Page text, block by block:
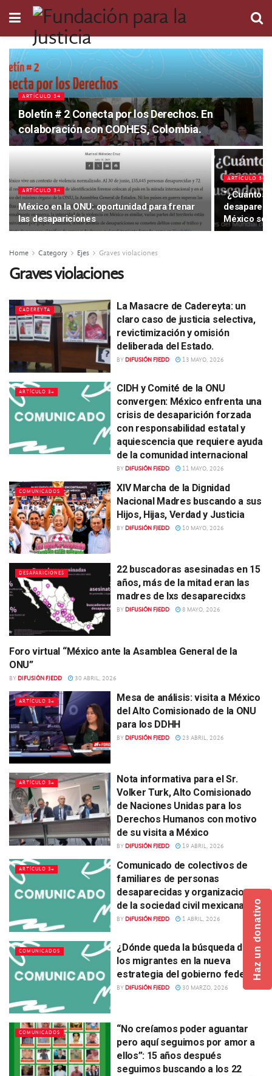
ARTÍCULO 34
Boletín # 2 Conecta por los Derechos. En
colaboración con CODHES, Colombia.
ARTÍCULO 34
México en la ONU: oportunidad para frenar
las desapariciones
ARTÍCULO 34
“¿Cuántos
México se
Home Category Ejes Graves violaciones
Graves violaciones
CADEREYTA
La Masacre de Cadereyta: un
claro caso de justicia selectiva,
revictimización y omisión
deliberada del Estado.
BY DIFUSIÓN FJEDD 13 MAYO, 2026
ARTÍCULO 34
CIDH y Comité de la ONU
convergen: México enfrenta una
crisis de desaparición forzada
con responsabilidad estatal y
aquiescencia que requiere ayuda
de la comunidad internacional
BY DIFUSIÓN FJEDD 11 MAYO, 2026
COMUNICADOS
XIV Marcha de la Dignidad
Nacional Madres buscando a sus
Hijos, Hijas, Verdad y Justicia
BY DIFUSIÓN FJEDD 10 MAYO, 2026
DESAPARICIONES
22 buscadoras asesinadas en 15
años, más de la mitad eran las
madres de lxs desaparecidxs
BY DIFUSIÓN FJEDD 8 MAYO, 2026
ARTÍCULO 34
Foro virtual “México ante la Asamblea General de la
ONU”
BY DIFUSIÓN FJEDD 30 ABRIL, 2026
ARTÍCULO 34
Mesa de análisis: visita a México
del Alto Comisionado de la ONU
para los DDHH
BY DIFUSIÓN FJEDD 23 ABRIL, 2026
ARTÍCULO 34
Nota informativa para el Sr.
Volker Turk, Alto Comisionado
de Naciones Unidas para los
Derechos Humanos con motivo
de su visita a México
BY DIFUSIÓN FJEDD 19 ABRIL, 2026
ARTÍCULO 34
Comunicado de colectivos de
familiares de personas
desaparecidas y organizaciones
de la sociedad civil mexicanas
BY DIFUSIÓN FJEDD 1 ABRIL, 2026
COMUNICADOS
¿Dónde queda la búsqueda de
los migrantes en la nueva
estrategia del gobierno federal?
BY DIFUSIÓN FJEDD 30 MARZO, 2026
COMUNICADOS
“No creíamos poder aguantar
pero aquí seguimos por amor a
ellos”: 15 años después
seguimos buscando a los 22
Haz un donativo